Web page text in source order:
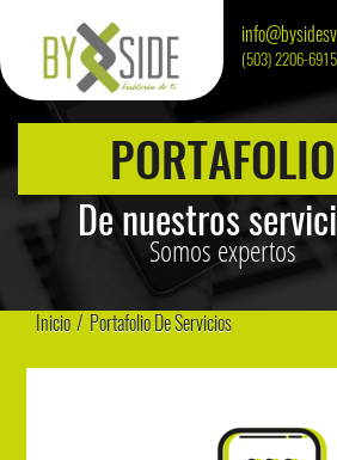
(503) 2206-6915
PORTAFOLIO
De nuestros
Somos expertos
Inicio / Portafolio De Servicios